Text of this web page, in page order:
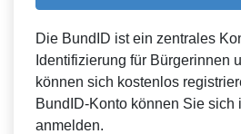
Die BundID ist ein zentrales
Identifizierung für Bürgerinnen
können sich kostenlos
BundID-Konto können Sie sich
anmelden.